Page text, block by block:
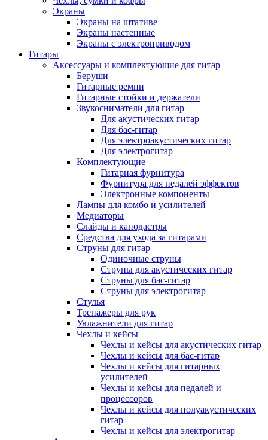
Экраны
Экраны на штативе
Экраны настенные
Экраны с электроприводом
Гитары
Аксессуары и комплектующие для гитар
Беруши
Гитарные ремни
Гитарные стойки и держатели
Звукосниматели для гитар
Для акустических гитар
Для бас-гитар
Для электроакустических гитар
Для электрогитар
Комплектующие
Гитарная фурнитура
Фурнитура для педалей эффектов
Электронные компоненты
Лампы для комбо и усилителей
Медиаторы
Слайды и каподастры
Средства для ухода за гитарами
Струны для гитар
Одиночные струны
Струны для акустических гитар
Струны для бас-гитар
Струны для электрогитар
Стулья
Тренажеры для рук
Увлажнители для гитар
Чехлы и кейсы
Чехлы и кейсы для акустических гитар
Чехлы и кейсы для бас-гитар
Чехлы и кейсы для гитарных
усилителей
Чехлы и кейсы для педалей и
процессоров
Чехлы и кейсы для полуакустических
гитар
Чехлы и кейсы для электрогитар